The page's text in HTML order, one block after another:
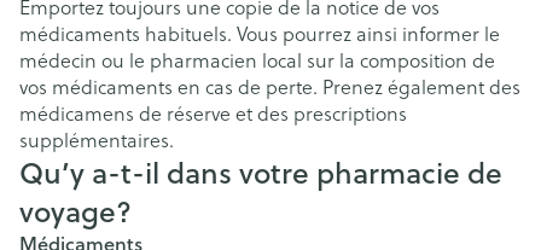
Emportez toujours une copie de la notice de vos
médicaments habituels. Vous pourrez ainsi informer le
médecin ou le pharmacien local sur la composition de
vos médicaments en cas de perte. Prenez également des
médicamens de réserve et des prescriptions
supplémentaires.
Qu’y a-t-il dans votre pharmacie de
voyage?
Médicaments